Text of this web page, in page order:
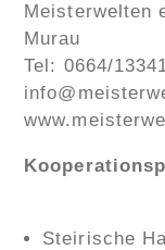
Meisterwelten
Murau
Tel: 0664/
Steirische